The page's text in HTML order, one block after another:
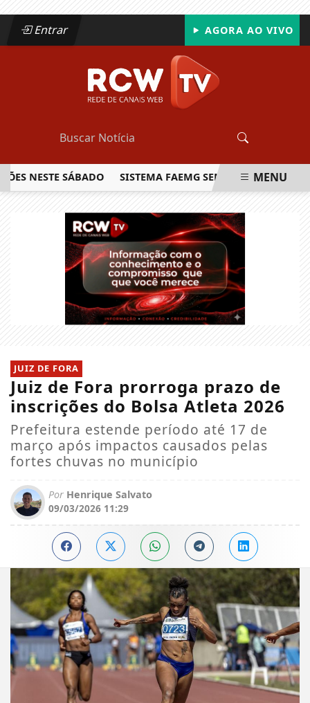
Entrar AGORA AO VIVO
SÁBADO SISTEMA FAEMG SENAR LANÇA OMENU
JUIZ DE FORA
Juiz de Fora prorroga prazo de
inscrições do Bolsa Atleta 2026
Prefeitura estende período até 17 de
março após impactos causados pelas
fortes chuvas no município
Por Henrique Salvato
09/03/2026 11:29